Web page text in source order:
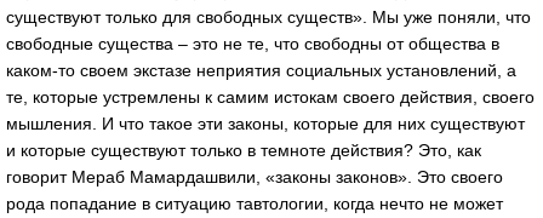
существуют только для свободных существ». Мы уже поняли, что
свободные существа – это не те, что свободны от общества в
каком-то своем экстазе неприятия социальных установлений, а
те, которые устремлены к самим истокам своего действия, своего
мышления. И что такое эти законы, которые для них существуют
и которые существуют только в темноте действия? Это, как
говорит Мераб Мамардашвили, «законы законов». Это своего
рода попадание в ситуацию тавтологии, когда нечто не может